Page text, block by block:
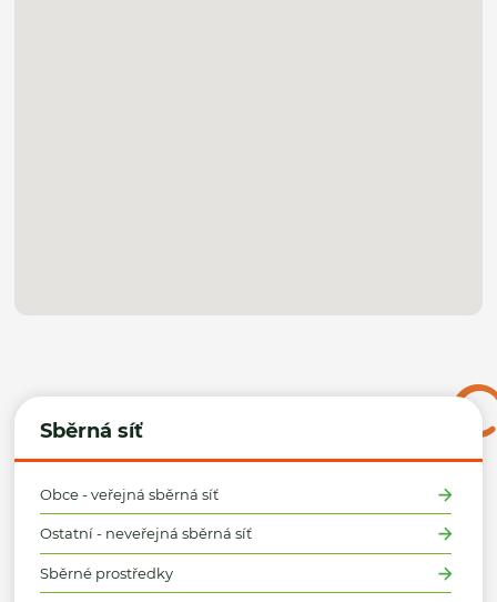
Sběrná síť
Obce - veřejná sběrná síť
Ostatní - neveřejná sběrná síť
Sběrné prostředky